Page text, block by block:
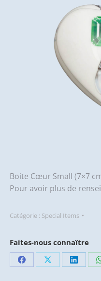
Boite Cœur Small (7×7
Pour avoir plus de
Catégorie : Special Items
Faites-nous connaître
PartagerPartager